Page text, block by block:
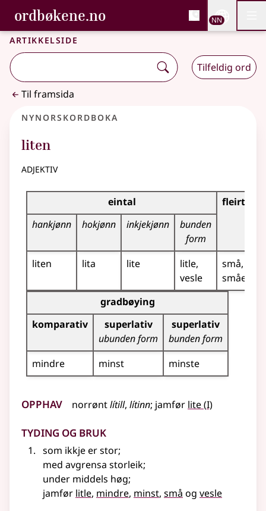
Gå til hovudinnhald
Tilgjenge
ordbøkene.no, Bokmålsordboka og
Bokmålsordboka og Nynorskordboka
NN
Artikkelside
Tilfeldig ord
Til framsida
Nynorskordboka
liten
adjektiv
Bøyningstabell for dette adjektivet
eintal
fleirtal
hankjønn
hokjønn inkjekjønn
bunden
form
liten
lita lite
litle
vesle
små
småe
Bøyningstabell for dette adjektivet (gradbøyning)
gradbøying
komparativ
superlativ
ubunden form
superlativ
bunden form
mindre
minst minste
Opphav norrøntlítill, lítinn; jamfør lite(1
I)
Tyding og bruk
som ikkje er stor;
med avgrensa storleik;
under middels høg;
jamfør litle, mindre, minst, små og vesle